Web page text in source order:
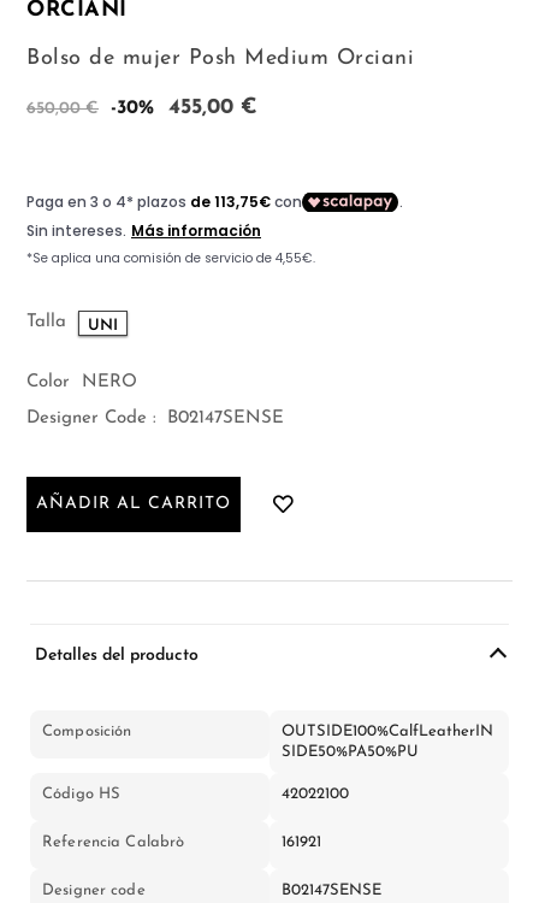
ORCIANI
Bolso de mujer Posh Medium Orciani
650,00 € -30% 455,00 €
Talla UNI
Color
NERO
Designer Code :
B02147SENSE
AÑADIR AL CARRITO
Detalles del producto
Composición
OUTSIDE100%CalfLeatherIN
SIDE50%PA50%PU
Código HS 42022100
Referencia Calabrò 161921
Designer code B02147SENSE